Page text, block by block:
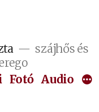
szájhős és
Fotó Audio